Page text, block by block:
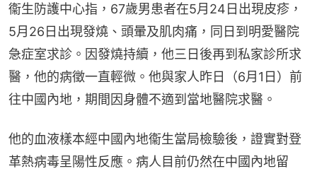
衞生防護中心指，67歲男患者在5月24日出現皮疹，
5月26日出現發燒、頭暈及肌肉痛，同日到明愛醫院
急症室求診。因發燒持續，他三日後再到私家診所求
醫，他的病徵一直輕微。他與家人昨日（6月1日）前
往中國內地，期間因身體不適到當地醫院求醫。
他的血液樣本經中國內地衞生當局檢驗後，證實對登
革熱病毒呈陽性反應。病人目前仍然在中國內地留